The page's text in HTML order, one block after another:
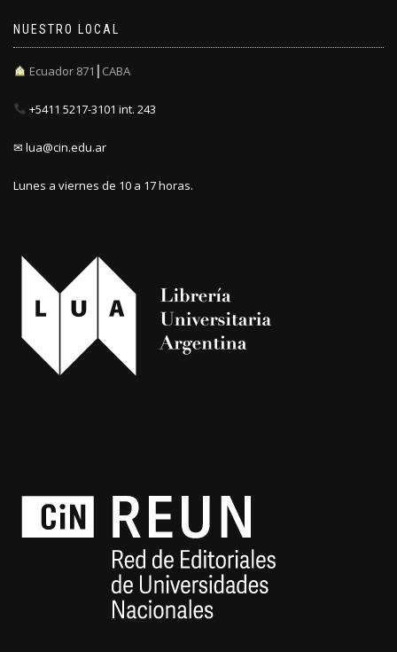
NUESTRO LOCAL
Ecuador 871┃CABA
+5411 5217-3101 int. 243
✉ lua@cin.edu.ar
Lunes a viernes de 10 a 17 horas.